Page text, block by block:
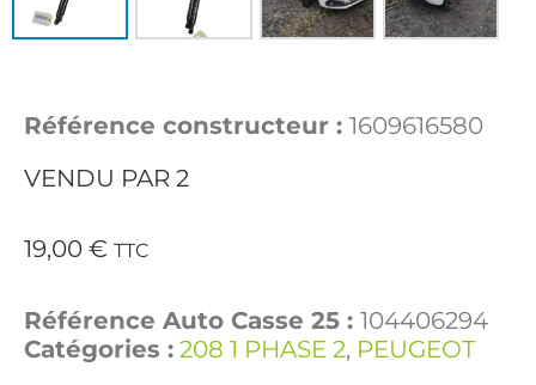
Référence constructeur : 1609616580
VENDU PAR 2
19,00 € TTC
Référence Auto Casse 25 : 104406294
Catégories : 208 1 PHASE 2, PEUGEOT